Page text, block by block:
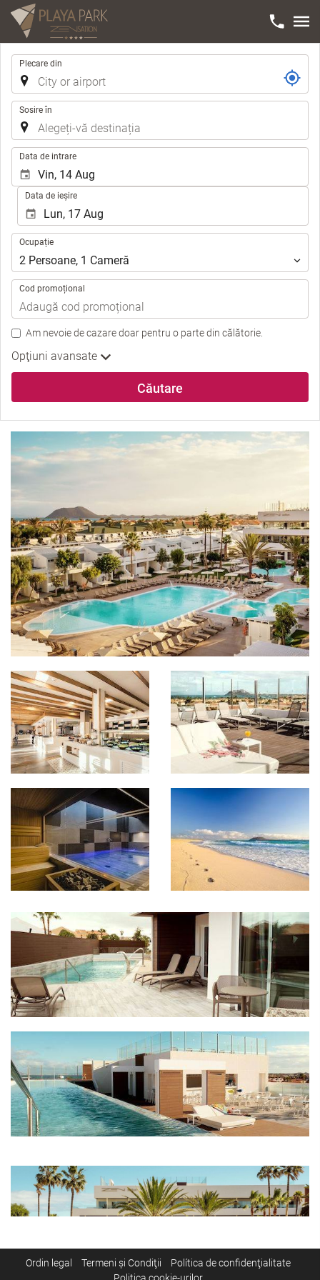
Traseu
Plecare din
Sosire în
Data de intrare
Data de ieșire
Ocupație
Ocupație
2 Persoane, 1 Cameră
Cod promoțional
Am nevoie de cazare doar pentru o parte din călătorie.
Opţiuni avansate
Căutare
Ordin legal Termeni şi Condiţii
Política de confidenţialitate